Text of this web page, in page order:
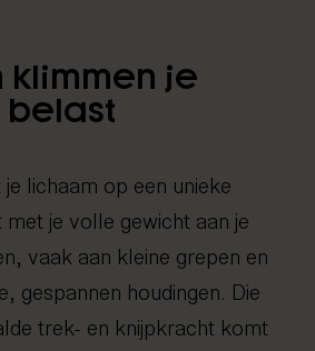
klimmen je
lichaam op een unieke
met je volle gewicht aan je
vaak aan kleine grepen en
gespannen houdingen. Die
trek- en knijpkracht komt